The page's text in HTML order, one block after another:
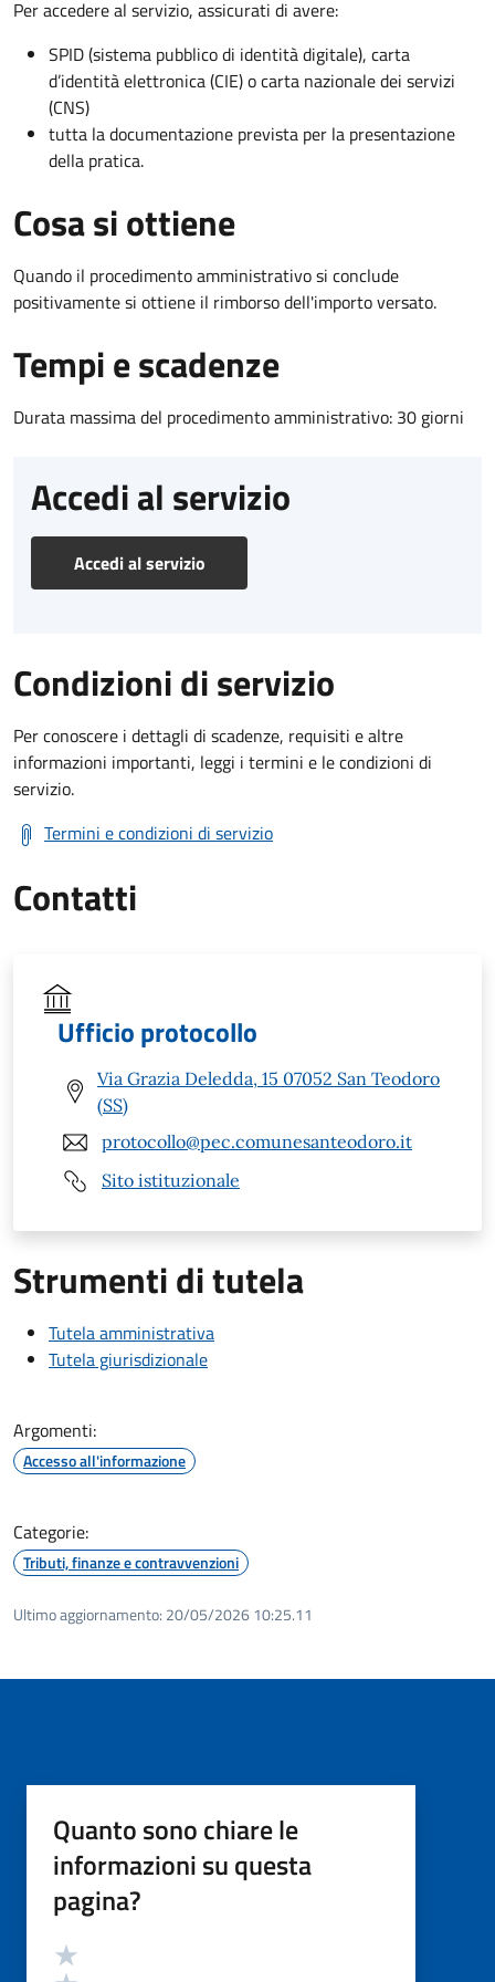
Per accedere al servizio, assicurati di avere:
SPID (sistema pubblico di identità digitale), carta
d’identità elettronica (CIE) o carta nazionale dei servizi
(CNS)
tutta la documentazione prevista per la presentazione
della pratica.
Cosa si ottiene
Quando il procedimento amministrativo si conclude
positivamente si ottiene il rimborso dell'importo versato.
Tempi e scadenze
Durata massima del procedimento amministrativo: 30 giorni
Accedi al servizio
Accedi al servizio
Condizioni di servizio
Per conoscere i dettagli di scadenze, requisiti e altre
informazioni importanti, leggi i termini e le condizioni di
servizio.
Termini e condizioni di servizio
Contatti
Ufficio protocollo
Via Grazia Deledda, 15 07052 San Teodoro
(SS)
protocollo@pec.comunesanteodoro.it
Sito istituzionale
Strumenti di tutela
Tutela amministrativa
Tutela giurisdizionale
Argomenti:
Accesso all'informazione
Categorie:
Tributi, finanze e contravvenzioni
Ultimo aggiornamento: 20/05/2026 10:25.11
Quanto sono chiare le
informazioni su questa
pagina?
Valutazione